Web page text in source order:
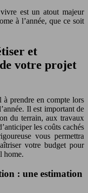
est un atout majeur
à l’année, que ce soit
et
votre projet
à prendre en compte lors
Il est important de
du terrain, aux travaux
les coûts cachés
vous permettra
votre budget pour
home.
: une estimation